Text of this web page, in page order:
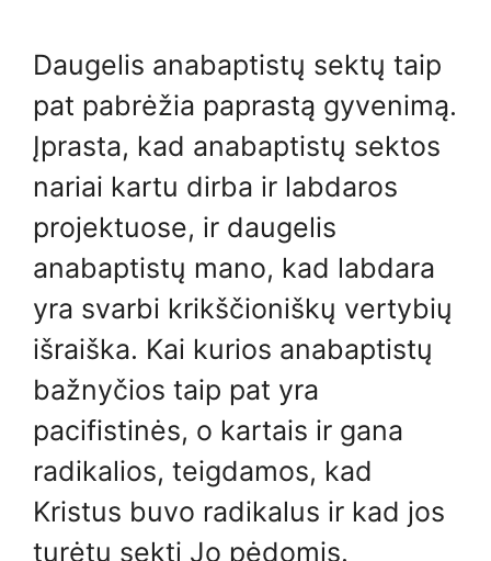
Daugelis anabaptistų sektų taip
pat pabrėžia paprastą gyvenimą.
Įprasta, kad anabaptistų sektos
nariai kartu dirba ir labdaros
projektuose, ir daugelis
anabaptistų mano, kad labdara
yra svarbi krikščioniškų vertybių
išraiška. Kai kurios anabaptistų
bažnyčios taip pat yra
pacifistinės, o kartais ir gana
radikalios, teigdamos, kad
Kristus buvo radikalus ir kad jos
turėtų sekti Jo pėdomis.